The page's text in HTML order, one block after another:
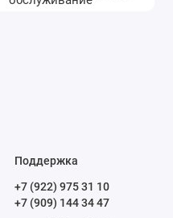
Поддержка
+7 (922) 975 31 10
+7 (909) 144 34 47